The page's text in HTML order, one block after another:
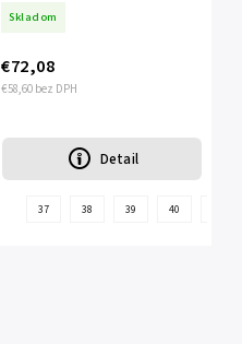
41 42 43 44
Skladom
€58,60 bez DPH
€72,08
Detail
37 38 39 40